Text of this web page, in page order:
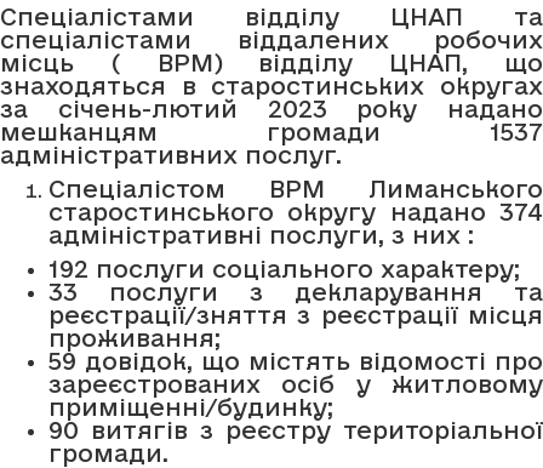
Спеціалістами відділу ЦНАП та
спеціалістами віддалених робочих
місць ( ВРМ) відділу ЦНАП, що
знаходяться в старостинських округах
за січень-лютий 2023 року надано
мешканцям громади 1537
адміністративних послуг.
Спеціалістом ВРМ Лиманського
старостинського округу надано 374
адміністративні послуги, з них :
192 послуги соціального характеру;
33 послуги з декларування та
реєстрації/зняття з реєстрації місця
проживання;
59 довідок, що містять відомості про
зареєстрованих осіб у житловому
приміщенні/будинку;
90 витягів з реєстру територіальної
громади.